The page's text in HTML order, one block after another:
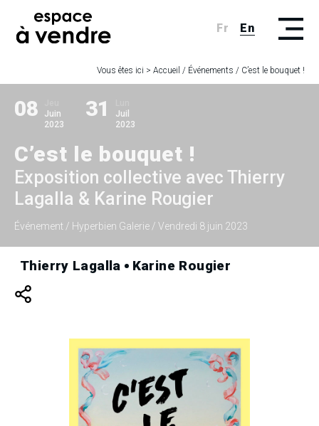
Fr En
Vous êtes ici > Accueil / Événements / C’est le bouquet !
08
Juin
2023
31
Juil
2023
C’est le bouquet !
Exposition collective avec Thierry
Lagalla & Karine Rougier
Événement / Hyperbien Galerie / Vendredi 8 juin 2023
Thierry Lagalla Karine Rougier